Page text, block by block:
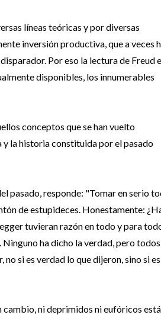
líneas teóricas y por diversas
inversión productiva, que a veces
Por eso la lectura de Freud
disponibles, los innumerables
conceptos que se han vuelto
la historia constituida por el pasado
pasado, responde: "Tomar en serio
de estupideces. Honestamente:
tuvieran razón en todo y para
ha dicho la verdad, pero
si es verdad lo que dijeron, sino si es
cambio, ni deprimidos ni eufóricos